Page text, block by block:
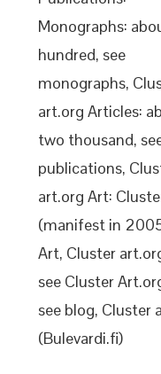
Monographs:
hundred, see
monographs,
art.org Articles:
two thousand,
publications,
art.org Art:
(manifest in
Art, Cluster
see Cluster
see blog, Cluster
(Bulevardi.fi)